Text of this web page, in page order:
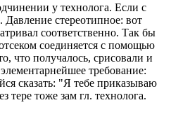
у технолога. Если с
Давление стереотипное: вот
соответственно. Так бы
соединяется с помощью
что получалось, срисовали и
требование:
сказать: "Я тебе приказываю
тоже зам гл. технолога.